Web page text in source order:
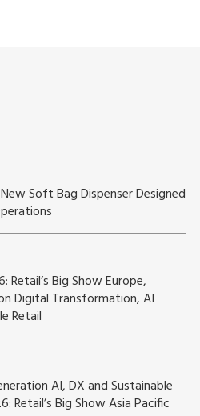
Soft Bag Dispenser Designed
Retail’s Big Show Europe,
Digital Transformation, AI
Retail
AI, DX and Sustainable
Retail’s Big Show Asia Pacific